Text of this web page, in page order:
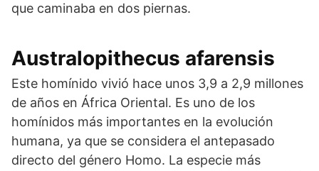
que caminaba en dos piernas.
Australopithecus afarensis
Este homínido vivió hace unos 3,9 a 2,9 millones
de años en África Oriental. Es uno de los
homínidos más importantes en la evolución
humana, ya que se considera el antepasado
directo del género Homo. La especie más